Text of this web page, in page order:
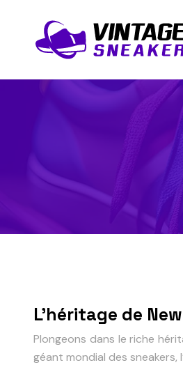
L’héritage de
Plongeons dans le riche
géant mondial des sneakers,